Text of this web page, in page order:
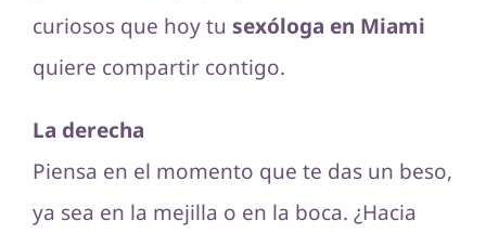
curiosos que hoy tu sexóloga en Miami
quiere compartir contigo.
La derecha
Piensa en el momento que te das un beso,
ya sea en la mejilla o en la boca. ¿Hacia